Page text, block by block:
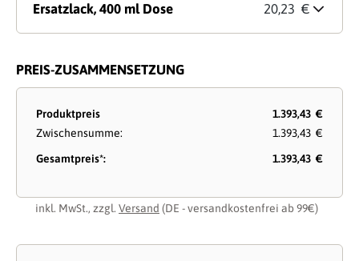
Ersatzlack, 400 ml Dose 20,23 €
PREIS-ZUSAMMENSETZUNG
Produktpreis
1.393,43 €
Zwischensumme:
1.393,43 €
Gesamtpreis*:
1.393,43 €
inkl. MwSt., zzgl. Versand (DE - versandkostenfrei ab 99€)